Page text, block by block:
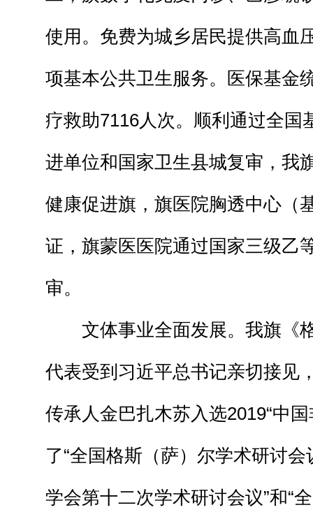
使用。免费为城乡居民提供高血
项基本公共卫生服务。医保基金
疗救助7116人次。顺利通过全国
进单位和国家卫生县城复审，我
健康促进旗，旗医院胸透中心（
证，旗蒙医医院通过国家三级乙
审。
文体事业全面发展。我旗《
代表受到习近平总书记亲切接见
传承人金巴扎木苏入选2019“中
了“全国格斯（萨）尔学术研讨会
学会第十二次学术研讨会议”和“